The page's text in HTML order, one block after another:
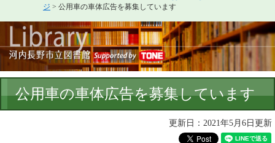
へ
ジ > 公用車の車体広告を募集しています
文
公用車の車体広告を募集しています
更新日：2021年5月6日更新